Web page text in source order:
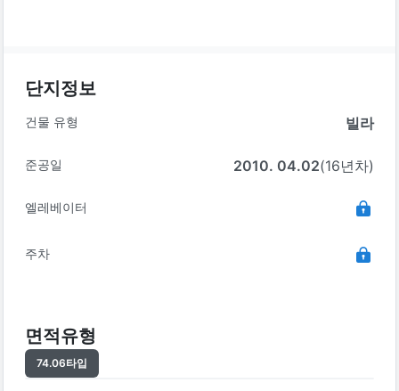
단지정보
건물 유형 빌라
준공일 2010. 04.02(16년차)
엘레베이터
주차
면적유형
74.06타입